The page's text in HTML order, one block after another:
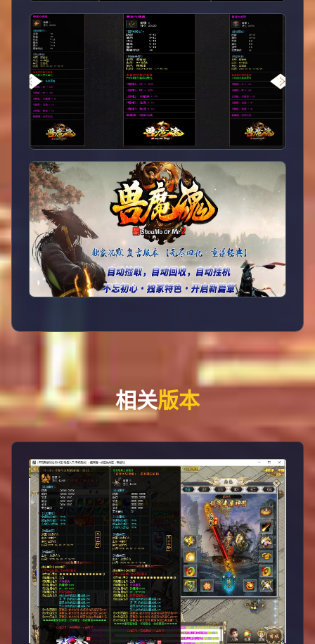
相关版本